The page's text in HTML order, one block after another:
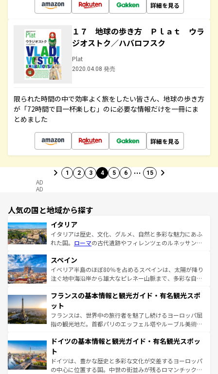
詳細を見る
１７ 地球の歩き方 Ｐｌａｔ ウラ
ジオストク／ハバロフスク
Plat
2020.04.08 発売
限られた時間の中で効率よく旅をしたい皆さん、地球の歩き方
が「72時間で目一杯楽しむ」のに必要な情報だけを一冊にま
とめました
詳細を見る
1 2 3 4 5 6 … 15
AD
AD
人気の国と地域から探す
イタリア
イタリアは歴史、文化、グルメ、自然と多彩な魅力にあふ
れた国。 ローマの古代遺跡やフィレンツェのルネッサンス
ろん、トスカーナの美しい田園風景やアマルフィ海岸の絶
景など、自然景観も見逃せない。観光の合間には、本場の
ピザやパスタなど、絶品のイタリア料理を堪能することも
ませてくれるイタリアで、忘れられない旅をしてみよう！
なお、新着のイタリア情報は
しい。
スペイン
イベリア半島のほぼ80％を占めるスペインは、太陽が降り
注ぐ地中海沿岸から雄大なピレネー山脈まで、多彩な自然
文化が根付くこの国では、情熱的なフラメンコ、熱気あふ
れる闘牛、そして美味しいタパスが生活の一部となってい
る。首都マドリードの洗練された雰囲気や、バルセロナの
アートに溢れた街角から、地方では古代ローマ遺跡や中世
せる。地方によって風土や気候が異なるスペインはその個
ンテンツ一覧 を参照してほしい。
フランスの基本情報と観光ガイド・有名観光スポ
ット
フランスは、世界中の旅行者を魅了し続けるヨーロッパ屈
指の観光地だ。首都パリのエッフェル塔やルーブル美術館
で、幅広い魅力が詰まっている。華麗な宮殿、歴史的な大
聖堂、美しいビーチ、そして豊かな自然が、訪れる者を心
から魅了する。また、フランスは美食の国としても知ら
れ、フランス料理はユネスコ無形文化遺産にも登録されて
ドイツの基本情報と観光ガイド・有名観光スポッ
ト
ドイツは、豊かな歴史と多彩な文化が交差するヨーロッパ
の中心に位置する国。中世の街並みが残るロマンチック街